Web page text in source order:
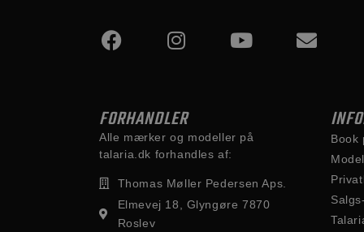
FORHANDLER
Alle mærker og modeller på
talaria.dk forhandles af:
Thomas Møller Pedersen Aps.
Elmevej 18, Glyngøre 7870
Roslev
Book